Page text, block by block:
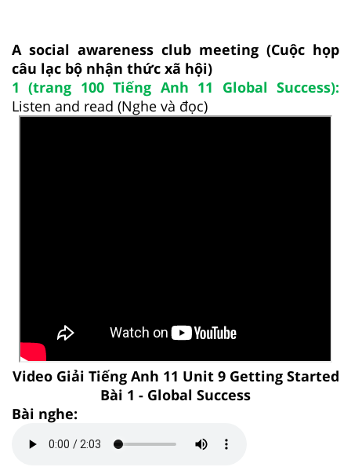
A social awareness club meeting (Cuộc họp
câu lạc bộ nhận thức xã hội)
1 (trang 100 Tiếng Anh 11 Global Success):
Listen and read (Nghe và đọc)
Video Giải Tiếng Anh 11 Unit 9 Getting Started
Bài 1 - Global Success
Bài nghe: